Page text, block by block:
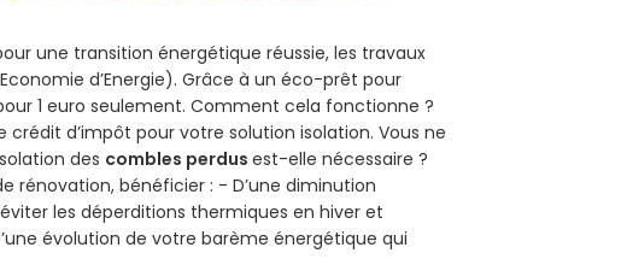
une transition énergétique réussie, les travaux
d’Energie). Grâce à un éco-prêt pour
1 euro seulement. Comment cela fonctionne ?
d’impôt pour votre solution isolation. Vous ne
des combles perdusest-elle nécessaire ?
rénovation, bénéficier : - D’une diminution
les déperditions thermiques en hiver et
évolution de votre barème énergétique qui